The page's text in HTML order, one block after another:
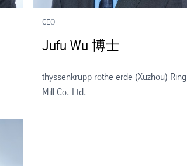
CEO
Jufu Wu 博士
thyssenkrupp rothe erde (Xuzhou) Ring
Mill Co. Ltd.